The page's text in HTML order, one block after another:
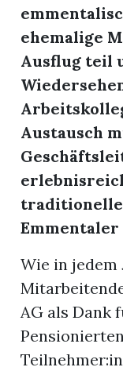
ehemalige
Ausflug teil
Austausch
Emmentaler
Wie in jedem
AG als Dank